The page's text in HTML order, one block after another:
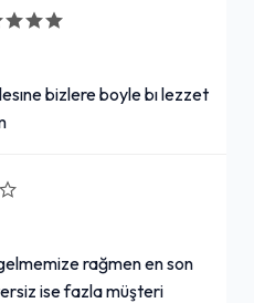
bizlere boyle bı lezzet
rağmen en son
ise fazla müşteri